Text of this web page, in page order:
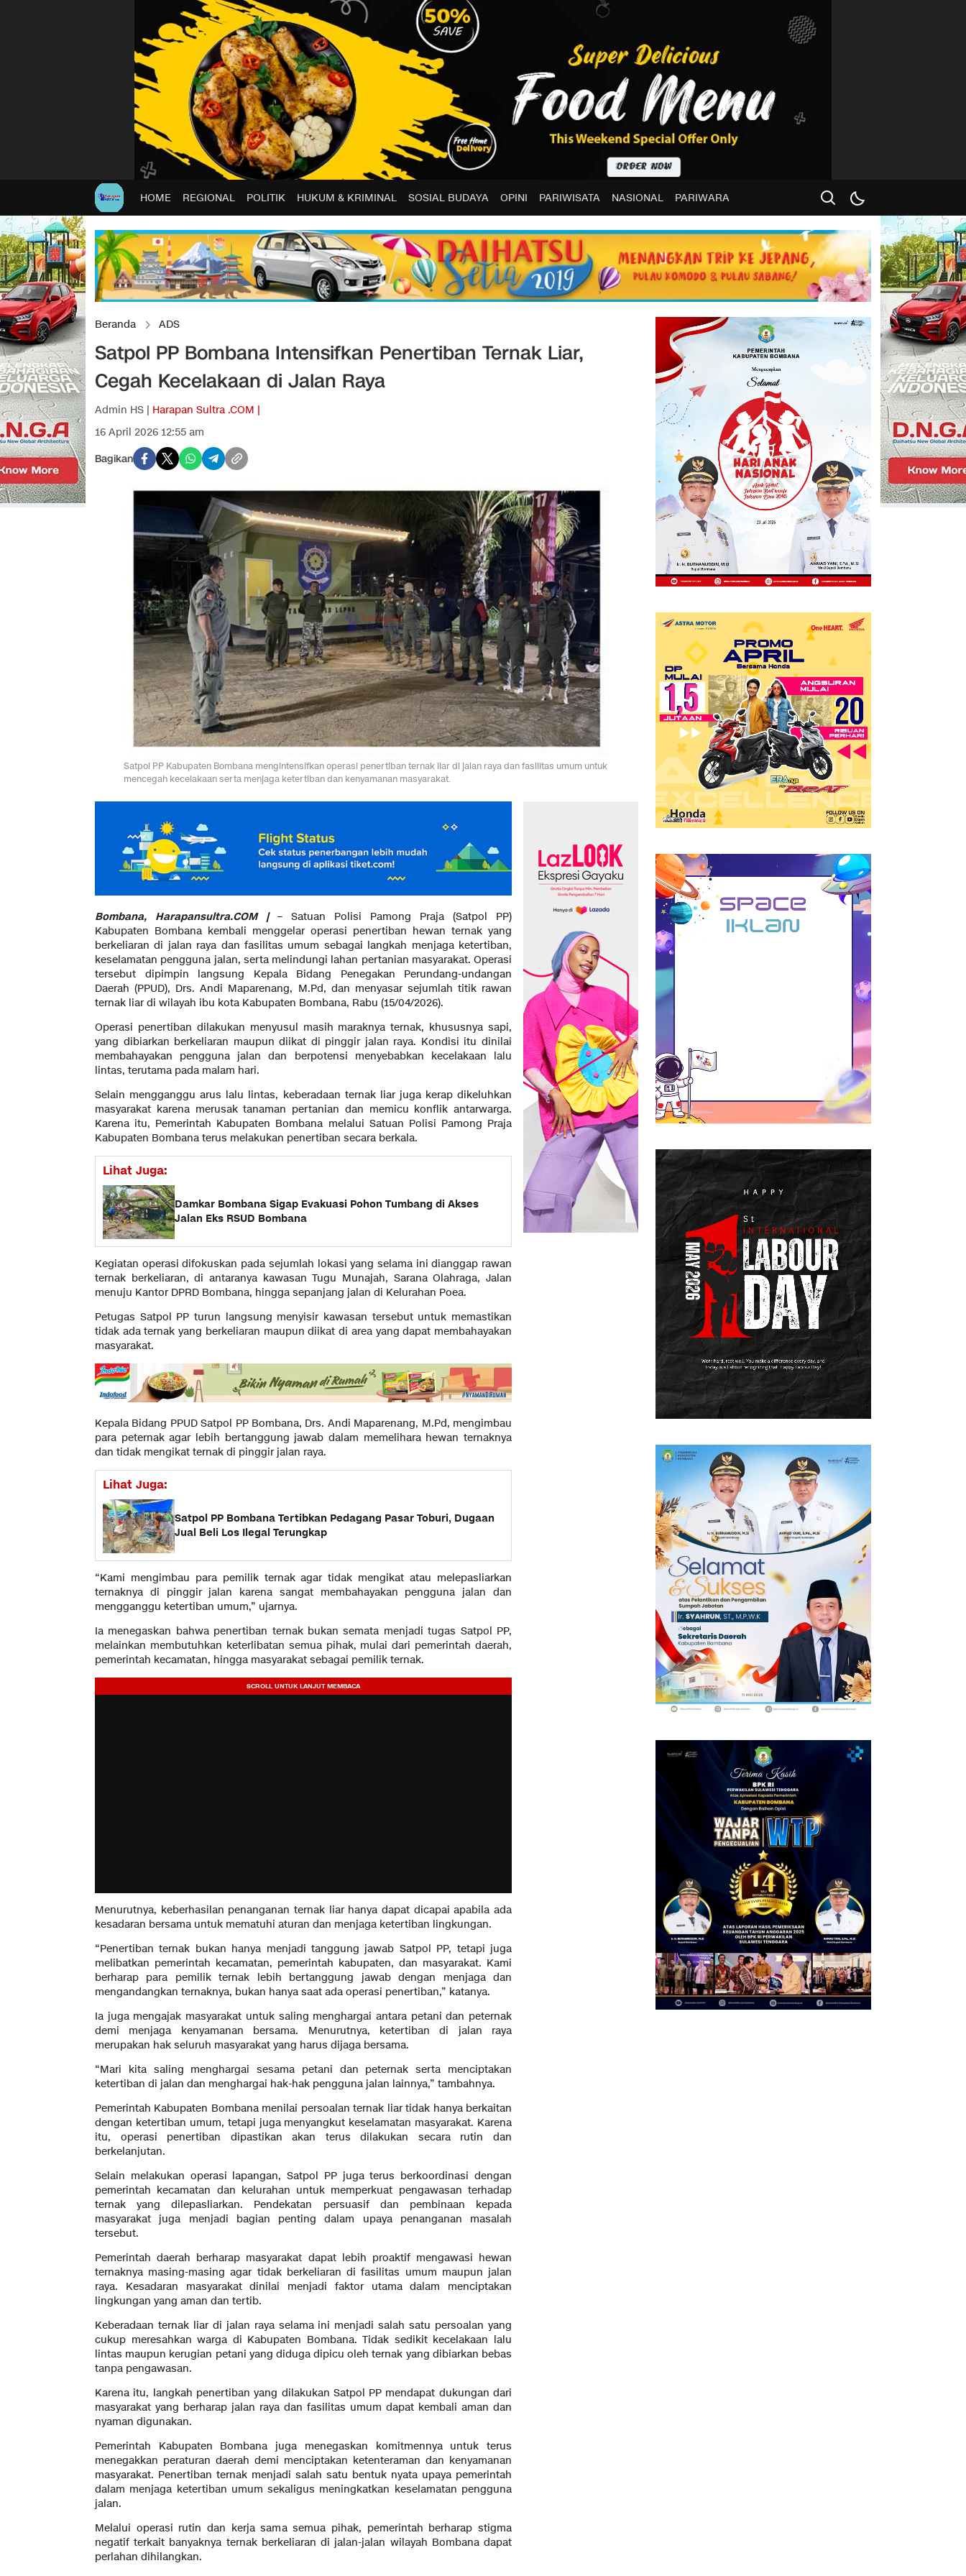
HOME REGIONAL POLITIK HUKUM & KRIMINAL SOSIAL BUDAYA OPINI PARIWISATA NASIONAL PARIWARA
Beranda ADS
Satpol PP Bombana Intensifkan Penertiban Ternak Liar,
Cegah Kecelakaan di Jalan Raya
Admin HS | Harapan Sultra .COM |
16 April 2026 12:55 am
Bagikan
Satpol PP Kabupaten Bombana mengintensifkan operasi penertiban ternak liar di jalan raya dan fasilitas umum untuk
mencegah kecelakaan serta menjaga ketertiban dan kenyamanan masyarakat.
Bombana, Harapansultra.COM |– Satuan Polisi Pamong Praja (Satpol PP)
Kabupaten Bombana kembali menggelar operasi penertiban hewan ternak yang
berkeliaran di jalan raya dan fasilitas umum sebagai langkah menjaga ketertiban,
keselamatan pengguna jalan, serta melindungi lahan pertanian masyarakat. Operasi
tersebut dipimpin langsung Kepala Bidang Penegakan Perundang-undangan
Daerah (PPUD), Drs. Andi Maparenang, M.Pd, dan menyasar sejumlah titik rawan
ternak liar di wilayah ibu kota Kabupaten Bombana, Rabu (15/04/2026).
Operasi penertiban dilakukan menyusul masih maraknya ternak, khususnya sapi,
yang dibiarkan berkeliaran maupun diikat di pinggir jalan raya. Kondisi itu dinilai
membahayakan pengguna jalan dan berpotensi menyebabkan kecelakaan lalu
lintas, terutama pada malam hari.
Selain mengganggu arus lalu lintas, keberadaan ternak liar juga kerap dikeluhkan
masyarakat karena merusak tanaman pertanian dan memicu konflik antarwarga.
Karena itu, Pemerintah Kabupaten Bombana melalui Satuan Polisi Pamong Praja
Kabupaten Bombana terus melakukan penertiban secara berkala.
Lihat Juga:
Damkar Bombana Sigap Evakuasi Pohon Tumbang di Akses
Jalan Eks RSUD Bombana
Kegiatan operasi difokuskan pada sejumlah lokasi yang selama ini dianggap rawan
ternak berkeliaran, di antaranya kawasan Tugu Munajah, Sarana Olahraga, Jalan
menuju Kantor DPRD Bombana, hingga sepanjang jalan di Kelurahan Poea.
Petugas Satpol PP turun langsung menyisir kawasan tersebut untuk memastikan
tidak ada ternak yang berkeliaran maupun diikat di area yang dapat membahayakan
masyarakat.
Kepala Bidang PPUD Satpol PP Bombana, Drs. Andi Maparenang, M.Pd, mengimbau
para peternak agar lebih bertanggung jawab dalam memelihara hewan ternaknya
dan tidak mengikat ternak di pinggir jalan raya.
Lihat Juga:
Satpol PP Bombana Tertibkan Pedagang Pasar Toburi, Dugaan
Jual Beli Los Ilegal Terungkap
“Kami mengimbau para pemilik ternak agar tidak mengikat atau melepasliarkan
ternaknya di pinggir jalan karena sangat membahayakan pengguna jalan dan
mengganggu ketertiban umum,” ujarnya.
Ia menegaskan bahwa penertiban ternak bukan semata menjadi tugas Satpol PP,
melainkan membutuhkan keterlibatan semua pihak, mulai dari pemerintah daerah,
pemerintah kecamatan, hingga masyarakat sebagai pemilik ternak.
Menurutnya, keberhasilan penanganan ternak liar hanya dapat dicapai apabila ada
kesadaran bersama untuk mematuhi aturan dan menjaga ketertiban lingkungan.
“Penertiban ternak bukan hanya menjadi tanggung jawab Satpol PP, tetapi juga
melibatkan pemerintah kecamatan, pemerintah kabupaten, dan masyarakat. Kami
berharap para pemilik ternak lebih bertanggung jawab dengan menjaga dan
mengandangkan ternaknya, bukan hanya saat ada operasi penertiban,” katanya.
Ia juga mengajak masyarakat untuk saling menghargai antara petani dan peternak
demi menjaga kenyamanan bersama. Menurutnya, ketertiban di jalan raya
merupakan hak seluruh masyarakat yang harus dijaga bersama.
“Mari kita saling menghargai sesama petani dan peternak serta menciptakan
ketertiban di jalan dan menghargai hak-hak pengguna jalan lainnya,” tambahnya.
Pemerintah Kabupaten Bombana menilai persoalan ternak liar tidak hanya berkaitan
dengan ketertiban umum, tetapi juga menyangkut keselamatan masyarakat. Karena
itu, operasi penertiban dipastikan akan terus dilakukan secara rutin dan
berkelanjutan.
Selain melakukan operasi lapangan, Satpol PP juga terus berkoordinasi dengan
pemerintah kecamatan dan kelurahan untuk memperkuat pengawasan terhadap
ternak yang dilepasliarkan. Pendekatan persuasif dan pembinaan kepada
masyarakat juga menjadi bagian penting dalam upaya penanganan masalah
tersebut.
Pemerintah daerah berharap masyarakat dapat lebih proaktif mengawasi hewan
ternaknya masing-masing agar tidak berkeliaran di fasilitas umum maupun jalan
raya. Kesadaran masyarakat dinilai menjadi faktor utama dalam menciptakan
lingkungan yang aman dan tertib.
Keberadaan ternak liar di jalan raya selama ini menjadi salah satu persoalan yang
cukup meresahkan warga di Kabupaten Bombana. Tidak sedikit kecelakaan lalu
lintas maupun kerugian petani yang diduga dipicu oleh ternak yang dibiarkan bebas
tanpa pengawasan.
Karena itu, langkah penertiban yang dilakukan Satpol PP mendapat dukungan dari
masyarakat yang berharap jalan raya dan fasilitas umum dapat kembali aman dan
nyaman digunakan.
Pemerintah Kabupaten Bombana juga menegaskan komitmennya untuk terus
menegakkan peraturan daerah demi menciptakan ketenteraman dan kenyamanan
masyarakat. Penertiban ternak menjadi salah satu bentuk nyata upaya pemerintah
dalam menjaga ketertiban umum sekaligus meningkatkan keselamatan pengguna
jalan.
Melalui operasi rutin dan kerja sama semua pihak, pemerintah berharap stigma
negatif terkait banyaknya ternak berkeliaran di jalan-jalan wilayah Bombana dapat
perlahan dihilangkan.